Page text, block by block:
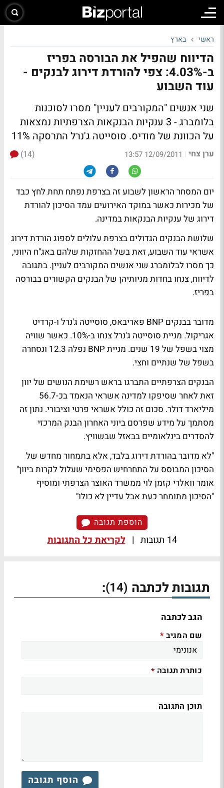
ראשי בארץ
הדיווח שהפיל את הבורסה בפריז
ב-4.03%: צפי להורדת דירוג לבנקים -
עוד השבוע
שני אנשים "המקורבים לעניין" מסרו לסוכנות
בלומברג - 3 ענקיות הבנקאות הצרפתיות נמצאות
על הכוונת של מודיס. סוסייטה ג'נרל התרסקה 11%
ערן צחי |
12/09/2011 13:57
(14)
יום המסחר הראשון לשבוע זה בצרפת נפתח תחת לחץ כבד
של מכירות כאשר במוקד האירועים עמד הסיכון להורדת
דירוג של ענקיות הבנקאות במדינה.
שלושת הבנקים הגדולים בצרפת עלולים לספוג הורדת דירוג
אשראי עוד השבוע, זאת בשל ההחזקות שלהם באג"ח היווני,
כך מסרו לבלומברג שני אנשים המקורבים לעניין. בתגובה
לדיווח, צנחו בחדות מניותיהן של הבנקים הקשורים בבורסה
בפריז.
מדובר בבנקים BNP פאריבאס, סוסייטה ג'נרל ו-קרדיט
אגריקול. מניית סוסייטה ג'נרל צנחו ב-10%. כאשר שוויה
מצוי בשפל של 19 שנים. מניית BNP נפלה 12.3 ונסחרה
בשפל של שנתיים וחצי.
הבנקים הצרפתיים התברגו בראש רשימת הנושים של יוון
זאת לאחר שסיפקו למדינה אשראי הנאמד בכ-56.7
מיליארד דולר. סכום זה כולל אשראי פרטי וציבורי. נתון זה
מסתמך על מידע שפרסם ביוני האחרון הבנק המרכזי
להסדרים בינלאומיים בבאזל שבשוויץ.
"לא מדובר בהורדת דירוג בלבד, אלא בתמחור מחדש של
הסיכון המבוסס על התחרחיש הפסימי שעלול לקרות ביוון"
אומר וואלרי קזמן לוי ממשרד האוצר הצרפתי ומוסיף
"הסיכון מתומחר כעת אבל עדיין לא כולו"
הוספת תגובה
14 תגובות | לקריאת כל התגובות
תגובות לכתבה (14)
:
הגב לכתבה
שם המגיב *
כותרת תגובה *
תוכן התגובה
הוסף תגובה